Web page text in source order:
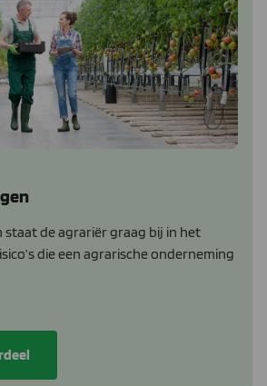
staat de agrariër graag bij in het
die een agrarische onderneming